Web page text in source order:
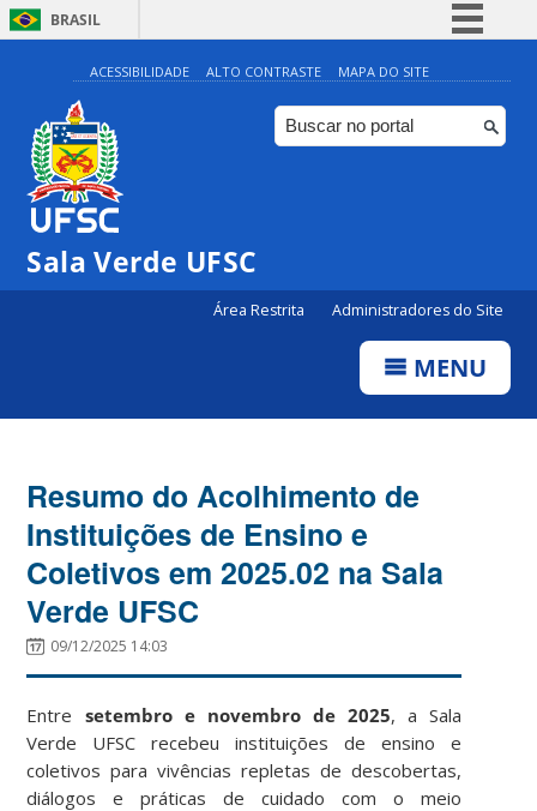
BRASIL
Simplifique!
Comunica BR
Participe
ACESSIBILIDADE ALTO CONTRASTE MAPA DO SITE
Sala Verde UFSC
Área Restrita Administradores do Site
MENU
Resumo do Acolhimento de
Instituições de Ensino e
Coletivos em 2025.02 na Sala
Verde UFSC
09/12/2025 14:03
Entre setembro e novembro de 2025, a Sala
Verde UFSC recebeu instituições de ensino e
coletivos para vivências repletas de descobertas,
diálogos e práticas de cuidado com o meio